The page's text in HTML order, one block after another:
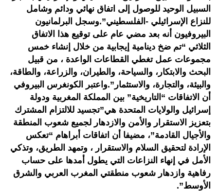
السبيل الوحيد للوصول إلى اتفاق نهائي ودائم وشامل
للنزاع الإسرائيلي -الفلسطيني”.وسجل البرلمانيون
البيروفيون أنه بعد مضي عام على توقيع هذا الاتفاق
الثلاثي “تم ضخ دينامية إيجابية من خلال إنشاء خمس
مجموعات عمل تغطي القطاعات الواعدة ، من قبيل
البحث والابتكار، والسياحة، والطيران، والزراعة، والطاقة،
والبيئة، والتجارة، والاستثمار”.واعتبر الكونغرس البيروفي
أن الاتفاقات “التاريخية” بين المملكة المغربية ودولة
إسرائيل والولايات المتحدة هي”تجسيد للالتزام المشترك
بتعزيز الاستقرار والأمن والازدهار لجميع شعوب المنطقة
والأجيال القادمة”، مضيفا أن اتفاقات أبراهام “تعكس
الإرادة لتحقيق السلام والاستقرار ، وتمهد الطريق، وتذكي
الأمل في إنهاء النزاعات التي يطول أمدها على حساب
رفاهية وازدهار شعوب منطقتي المغرب العربي والشرق
الأوسط”.